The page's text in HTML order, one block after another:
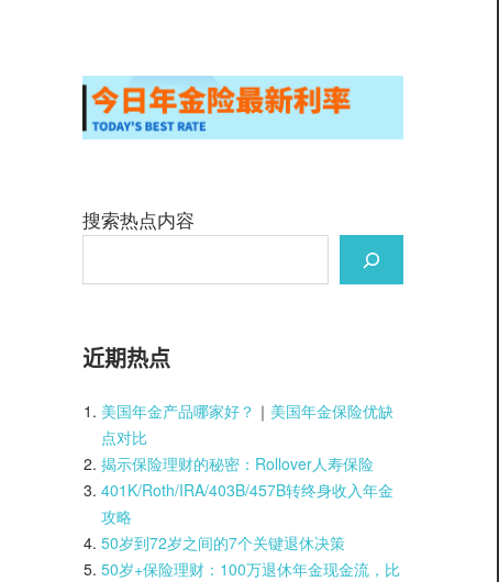
搜索热点内容
近期热点
美国年金产品哪家好？ ｜ 美国年金保险优缺
点对比
揭示保险理财的秘密：Rollover人寿保险
401K/Roth/IRA/403B/457B转终身收入年金
攻略
50岁到72岁之间的7个关键退休决策
50岁+保险理财：100万退休年金现金流，比